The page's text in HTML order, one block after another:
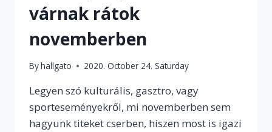
várnak rátok
novemberben
Byhallgato 2020. October 24. Saturday
Legyen szó kulturális, gasztro, vagy
sporteseményekről, mi novemberben sem
hagyunk titeket cserben, hiszen most is igazi